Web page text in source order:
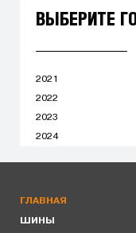
ВЫБЕРИТЕ
2021
2022
2023
2024
ГЛАВНАЯ
ШИНЫ